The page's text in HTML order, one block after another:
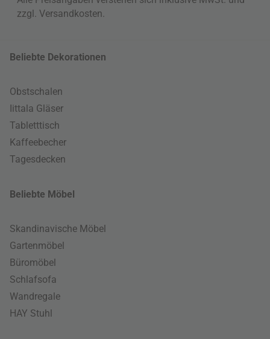
zzgl. Versandkosten.
Beliebte Dekorationen
Obstschalen
Iittala Gläser
Tabletttisch
Kaffeebecher
Tagesdecken
Beliebte Möbel
Skandinavische Möbel
Gartenmöbel
Büromöbel
Schlafsofa
Wandregale
HAY Stuhl